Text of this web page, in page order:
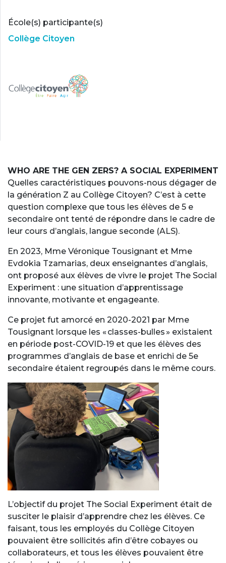
École(s) participante(s)
Collège Citoyen
WHO ARE THE GEN ZERS? A SOCIAL EXPERIMENT
Quelles caractéristiques pouvons-nous dégager de
la génération Z au Collège Citoyen? C’est à cette
question complexe que tous les élèves de 5 e
secondaire ont tenté de répondre dans le cadre de
leur cours d’anglais, langue seconde (ALS).
En 2023, Mme Véronique Tousignant et Mme
Evdokia Tzamarias, deux enseignantes d’anglais,
ont proposé aux élèves de vivre le projet The Social
Experiment : une situation d’apprentissage
innovante, motivante et engageante.
Ce projet fut amorcé en 2020-2021 par Mme
Tousignant lorsque les « classes-bulles » existaient
en période post-COVID-19 et que les élèves des
programmes d’anglais de base et enrichi de 5e
secondaire étaient regroupés dans le même cours.
L’objectif du projet The Social Experiment était de
susciter le plaisir d’apprendre chez les élèves. Ce
faisant, tous les employés du Collège Citoyen
pouvaient être sollicités afin d’être cobayes ou
collaborateurs, et tous les élèves pouvaient être